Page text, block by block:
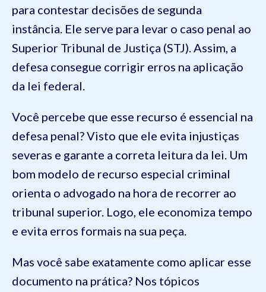
para contestar decisões de segunda
instância. Ele serve para levar o caso penal ao
Superior Tribunal de Justiça (STJ). Assim, a
defesa consegue corrigir erros na aplicação
da lei federal.
Você percebe que esse recurso é essencial na
defesa penal? Visto que ele evita injustiças
severas e garante a correta leitura da lei. Um
bom modelo de recurso especial criminal
orienta o advogado na hora de recorrer ao
tribunal superior. Logo, ele economiza tempo
e evita erros formais na sua peça.
Mas você sabe exatamente como aplicar esse
documento na prática? Nos tópicos